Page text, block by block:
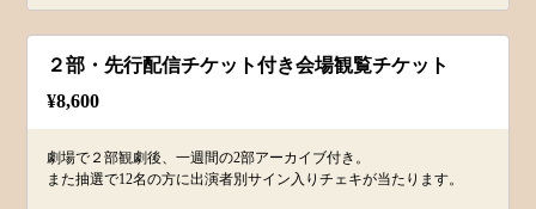
２部・先行配信チケット付き会場観覧チケット
¥8,600
劇場で２部観劇後、一週間の2部アーカイブ付き。
また抽選で12名の方に出演者別サイン入りチェキが当たります。